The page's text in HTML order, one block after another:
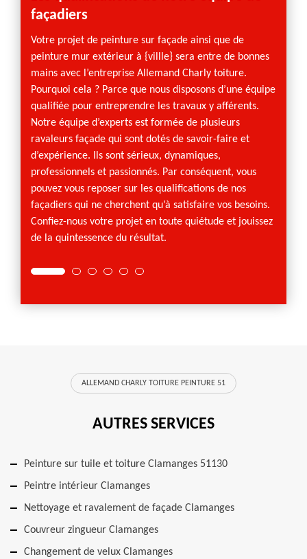
façadiers
Votre projet de peinture sur façade ainsi que de
peinture mur extérieur à {villle} sera entre de bonnes
mains avec l’entreprise Allemand Charly toiture.
Pourquoi cela ? Parce que nous disposons d’une équipe
qualifiée pour entreprendre les travaux y afférents.
Notre équipe d’experts est formée de plusieurs
ravaleurs façade qui sont dotés de savoir-faire et
d’expérience. Ils sont sérieux, dynamiques,
professionnels et passionnés. Par conséquent, vous
pouvez vous reposer sur les qualifications de nos
façadiers qui ne cherchent qu’à satisfaire vos besoins.
Confiez-nous votre projet en toute quiétude et jouissez
de la quintessence du résultat.
ALLEMAND CHARLY TOITURE PEINTURE 51
AUTRES SERVICES
Peinture sur tuile et toiture Clamanges 51130
Peintre intérieur Clamanges
Nettoyage et ravalement de façade Clamanges
Couvreur zingueur Clamanges
Changement de velux Clamanges